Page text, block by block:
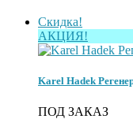
Скидка!
АКЦИЯ!
Karel Hadek
ПОД ЗАКАЗ